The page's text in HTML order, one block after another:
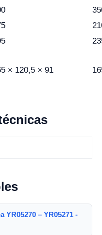
× 120,5 × 91
YR05270 – YR05271 -